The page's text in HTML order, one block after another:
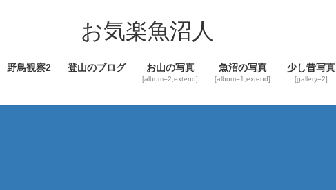
ツ
ス
シ
ン
お気楽魚沼人
野鳥観察2 登山のブログ お山の写真
[album=2,extend]
魚沼の写真
[album=1,extend]
少し昔写真
[gallery=2]